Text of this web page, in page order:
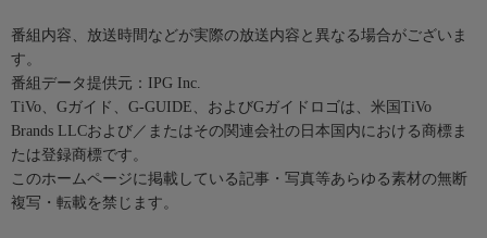
番組内容、放送時間などが実際の放送内容と異なる場合がございま
す。
番組データ提供元：IPG Inc.
TiVo、Gガイド、G-GUIDE、およびGガイドロゴは、米国TiVo
Brands LLCおよび／またはその関連会社の日本国内における商標ま
たは登録商標です。
このホームページに掲載している記事・写真等あらゆる素材の無断
複写・転載を禁じます。